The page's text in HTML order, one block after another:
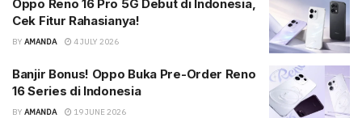
Oppo Reno 16 Pro 5G Debut di Indonesia,
Cek Fitur Rahasianya!
BY AMANDA 4 JULY 2026
Banjir Bonus! Oppo Buka Pre-Order Reno
16 Series di Indonesia
BY AMANDA 19 JUNE 2026